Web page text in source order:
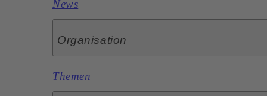
News
Organisation
Themen